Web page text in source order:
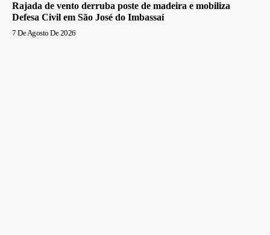
Rajada de vento derruba poste de madeira e mobiliza
Defesa Civil em São José do Imbassaí
7 De Agosto De 2026